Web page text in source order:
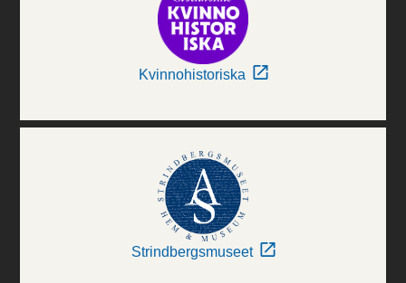
Kvinnohistoriska
Strindbergsmuseet